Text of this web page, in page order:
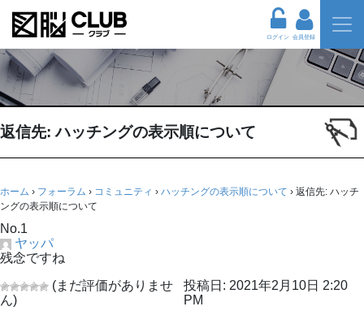
ログイン 会員登録
返信先: ハッチングの表示順について
ホーム › フォーラム › コミュニティ › ハッチングの表示順について › 返信先: ハッチ
ングの表示順について
No.1
ヤッパ
残念ですね
(まだ評価がありませ
ん)
投稿日: 2021年2月10日 2:20
PM